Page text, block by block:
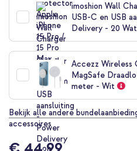
imoshion Wall
USB-C en USB
Delivery - 20
Accezz Wireless
MagSafe
meter - Wit
Bekijk alle andere
accessoires